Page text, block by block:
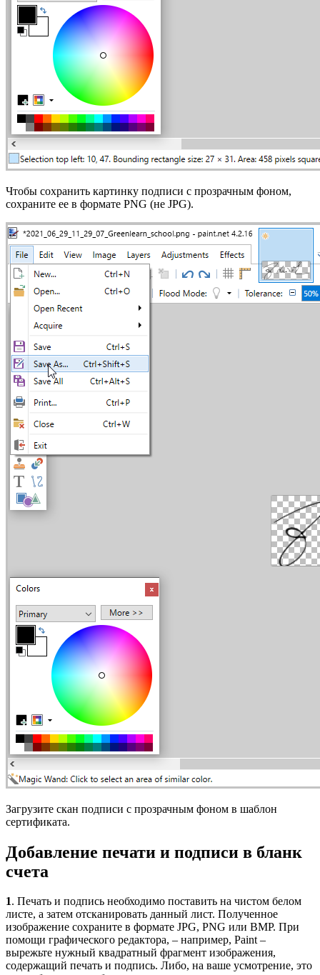
Чтобы сохранить картинку подписи с прозрачным фоном,
сохраните ее в формате PNG (не JPG).
Загрузите скан подписи с прозрачным фоном в шаблон
сертификата.
Добавление печати и подписи в бланк
счета
1. Печать и подпись необходимо поставить на чистом белом
листе, а затем отсканировать данный лист. Полученное
изображение сохраните в формате JPG, PNG или BMP. При
помощи графического редактора, – например, Paint –
вырежьте нужный квадратный фрагмент изображения,
содержащий печать и подпись. Либо, на ваше усмотрение, это